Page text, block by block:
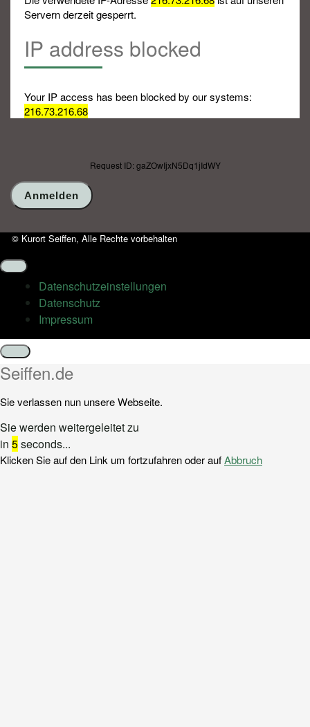
Servern derzeit gesperrt.
IP address blocked
Your IP access has been blocked by our systems:
216.73.216.68
Request ID: gaZOwIjxN5Dq1jIdWY
© Kurort Seiffen, Alle Rechte vorbehalten
Datenschutz­einstellungen
Datenschutz
Impressum
Schließen
Seiffen.de
Sie verlassen nun unsere Webseite.
Sie werden weitergeleitet zu
in 5seconds...
Klicken Sie auf den Link um fortzufahren oder aufAbbruch